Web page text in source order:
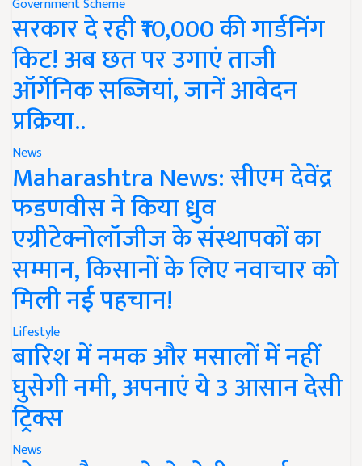
Government Scheme
सरकार दे रही ₹10,000 की गार्डनिंग
किट! अब छत पर उगाएं ताजी
ऑर्गेनिक सब्जियां, जानें आवेदन
प्रक्रिया..
News
Maharashtra News: सीएम देवेंद्र
फडणवीस ने किया ध्रुव
एग्रीटेक्नोलॉजीज के संस्थापकों का
सम्मान, किसानों के लिए नवाचार को
मिली नई पहचान!
Lifestyle
बारिश में नमक और मसालों में नहीं
घुसेगी नमी, अपनाएं ये 3 आसान देसी
ट्रिक्स
News